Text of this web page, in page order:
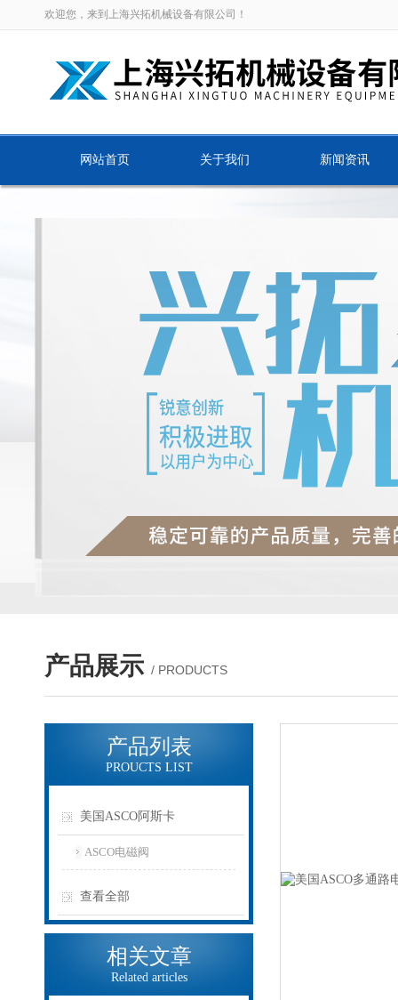
欢迎您，来到上海兴拓机械设备有限公司！
网站首页 关于我们 新闻资讯
产品展示 / PRODUCTS
产品列表
PROUCTS LIST
美国ASCO阿斯卡
ASCO电磁阀
查看全部
相关文章
Related articles